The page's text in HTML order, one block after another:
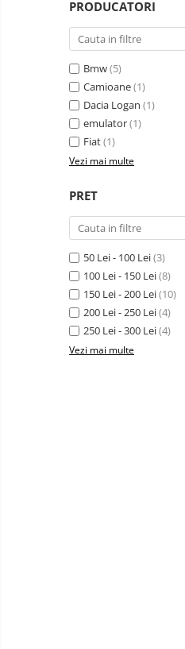
PRODUCATORI
Bmw(5)
Camioane(1)
Dacia Logan (1)
emulator(1)
Fiat(1)
Vezi mai multe
PRET
50 Lei - 100 Lei(3)
100 Lei - 150 Lei(8)
150 Lei - 200 Lei(10)
200 Lei - 250 Lei(4)
250 Lei - 300 Lei(4)
Vezi mai multe